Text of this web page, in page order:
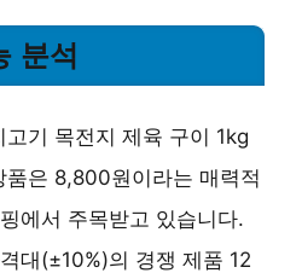
분석
기 목전지 제육 구이 1kg
품은 8,800원이라는 매력적
에서 주목받고 있습니다.
대(±10%)의 경쟁 제품 12